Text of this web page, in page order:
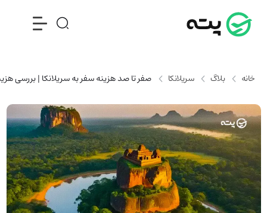
خانه بلاگ سریلانکا صفر تا صد هزینه سفر به سریلانکا | بررسی